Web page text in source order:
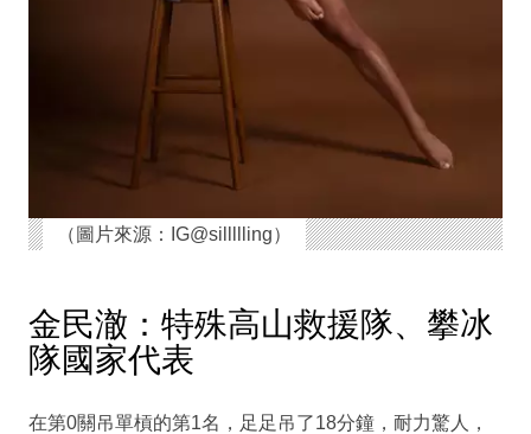
（圖片來源：IG@sillllling）
金民澈：特殊高山救援隊、攀冰
隊國家代表
在第0關吊單槓的第1名，足足吊了18分鐘，耐力驚人，